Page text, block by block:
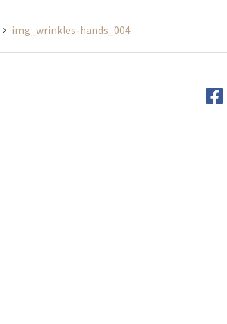
img_wrinkles-hands_004